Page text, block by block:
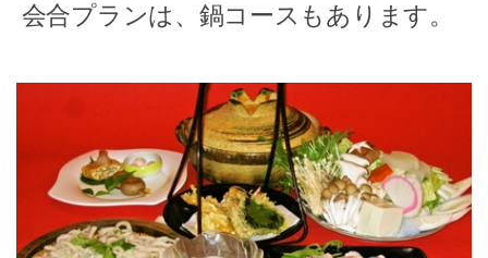
会合プランは、鍋コースもあります。